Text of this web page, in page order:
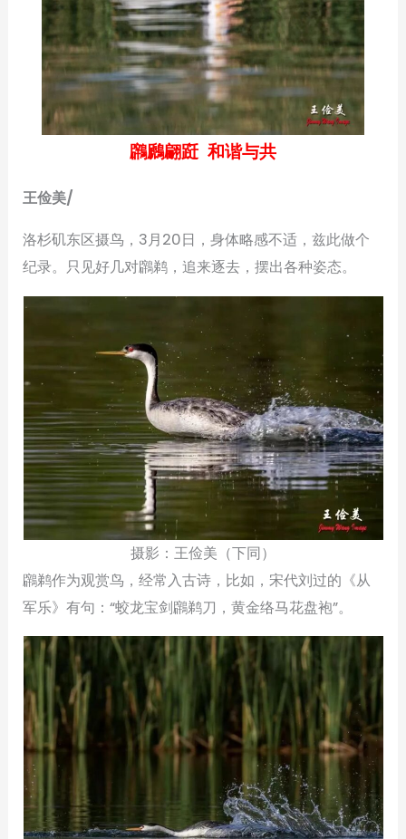
鸊鷉翩跹 和谐与共
王俭美/
洛杉矶东区摄鸟，3月20日，身体略感不适，兹此做个
纪录。只见好几对鸊鹈，追来逐去，摆出各种姿态。
摄影：王俭美（下同）
鸊鹈作为观赏鸟，经常入古诗，比如，宋代刘过的《从
军乐》有句：“蛟龙宝剑鸊鹈刀，黄金络马花盘袍”。